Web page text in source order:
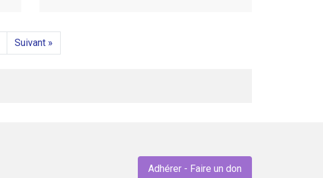
Suivant »
Adhérer - Faire un don